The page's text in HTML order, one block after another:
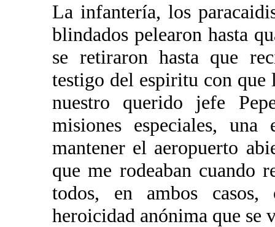
La infantería, los
blindados pelearon hasta
se retiraron hasta que
testigo del espiritu con que
nuestro querido jefe
misiones especiales,
mantener el aeropuerto
que me rodeaban cuando
todos, en ambos
heroicidad anónima que se